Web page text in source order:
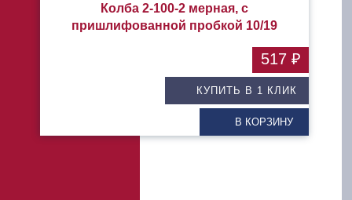
Колба 2-100-2 мерная, с
пришлифованной пробкой 10/19
КУПИТЬ В 1 КЛИК
В КОРЗИНУ
517 ₽